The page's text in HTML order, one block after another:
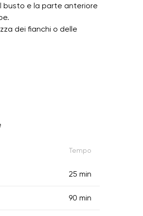
busto e la parte anteriore
dei fianchi o delle
Tempo
25 min
90 min